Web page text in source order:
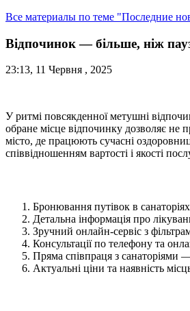
Все материалы по теме "Последние
Відпочинок — більше, ніж
23:13, 11 Червня , 2025
У ритмі повсякденної метушні
обране місце відпочинку дозволяє не
місто, де працюють сучасні
співвідношенням вартості і якості
Бронювання путівок в
Детальна інформація про
Зручний онлайн-сервіс з
Консультації по телефону та
Пряма співпраця з санаторіями
Актуальні ціни та наявність